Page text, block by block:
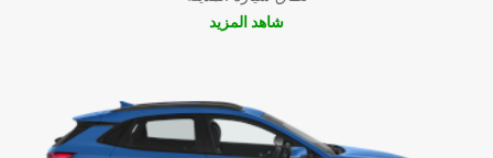
شاهد المزيد